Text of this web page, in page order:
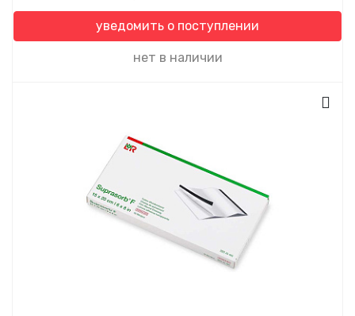
уведомить о поступлении
нет в наличии